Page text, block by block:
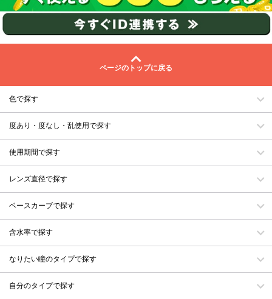
ページのトップに戻る
色で探す
度あり・度なし・乱使用で探す
使用期間で探す
レンズ直径で探す
ベースカーブで探す
含水率で探す
なりたい瞳のタイプで探す
自分のタイプで探す